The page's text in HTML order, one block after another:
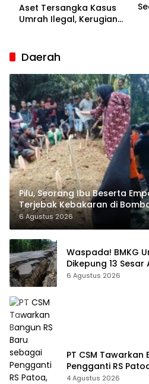
Aset Tersangka Kasus
Umrah Ilegal, Kerugian
Daerah
Pilu, Seorang Ibu Beserta
Terjebak Kebakaran di
6 Agustus 2026
Waspada! BMKG
Dikepung 13
Sudah Terekam
6 Agustus 2026
PT CSM Tawarkan
Pengganti RS
Kolut
4 Agustus 2026